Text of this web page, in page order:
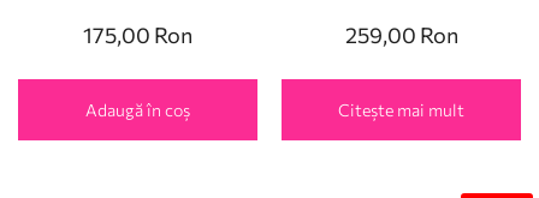
175,00 Ron
Adaugă în coș
259,00 Ron
Citește mai mult